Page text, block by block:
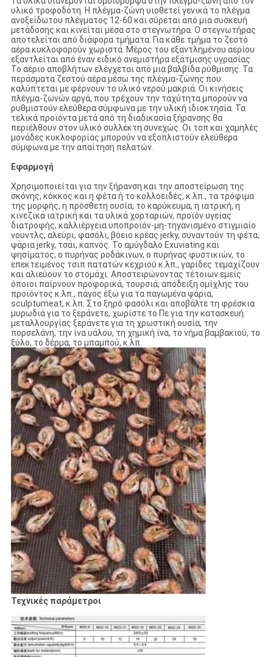
υλικό τροφοδότη. Η πλέγμα-ζώνη υιοθετεί γενικά το πλέγμα
ανοξείδωτου πλέγματος 12-60 και σύρεται από μια συσκευή
μετάδοσης και κινείται μέσα στο στεγνωτήρα. Ο στεγνωτήρας
αποτελείται από διάφορα τμήματα. Για κάθε τμήμα το ζεστό
αέρα κυκλοφορούν χωριστά. Μέρος του εξαντλημένου αερίου
εξαντλείται από έναν ειδικό ανεμιστήρα εξάτμισης υγρασίας.
Το αέριο αποβλήτων ελέγχεται από μια βαλβίδα ρύθμισης. Τα
περάσματα ζεστού αέρα μέσω της πλέγμα-ζώνης που
καλύπτεται με φέρνουν το υλικό νερού μακριά. Οι κινήσεις
πλέγμα-ζωνών αργά, που τρέχουν την ταχύτητα μπορούν να
ρυθμιστούν ελεύθερα σύμφωνα με την υλική ιδιοκτησία. Τα
τελικά προϊόντα μετά από τη διαδικασία ξήρανσης θα
περιέλθουν στον υλικό συλλέκτη συνεχώς. Οι τοπ και χαμηλές
μονάδες κυκλοφορίας μπορούν να εξοπλιστούν ελεύθερα
σύμφωνα με την απαίτηση πελατών.
Εφαρμογή
Χρησιμοποιείται για την ξήρανση και την αποστείρωση της
σκόνης, κόκκος και η φέτα ή το κολλοειδές, κ.λπ., τα τρόφιμα
της μορφής, η πρόσθετη ουσία, το καρύκευμα, η ιατρική, η
κινεζικά ιατρική και τα υλικά χορταριών, προϊόν υγείας
διατροφής, καλλιέργεια υποπροϊόν-μη-τηγανισμένο στιγμιαίο
νουντλς, αλεύρι, φασόλι, βόειο κρέας jerky, συναντούν τη φέτα,
ψάρια jerky, τσάι, καπνός. Το αμύγδαλο Exuviating και
ψησίματος, ο πυρήνας ροδάκινων, ο πυρήνας φυστικιών, το
επεκτειμένος τσιπ πατατών κεχριού κ.λπ., γαρίδες τεμαχίζουν
και αλιεύουν το στομάχι. Αποστειρώνοντας τέτοιων εμείς
όποιοι παίρνουν προφορικά, τουρσιά, απόδειξη ομίχλης του
προϊόντος κ.λπ., πάγος έξω για τα παγωμένα ψάρια,
sculptumeat, κ.λπ. Στο ξηρό φασόλι και αποβάλτε τη φρέσκια
μυρωδιά για το ξεράνετε, χωρίστε το Πε για την κατασκευή
μεταλλουργίας ξεράνετε για τη χρωστική ουσία, την
πορσελάνη, την ίνα υάλου, τη χημική ίνα, το νήμα βαμβακιού, το
ξύλο, το δέρμα, το μπαμπού, κ.λπ.
Τεχνικές παράμετροι